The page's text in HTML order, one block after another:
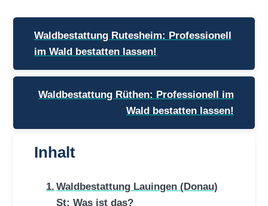
Beitragsnavigation
Waldbestattung Rutesheim: Professionell
im Wald bestatten lassen!
Waldbestattung Rüthen: Professionell im
Wald bestatten lassen!
Inhalt
Waldbestattung Lauingen (Donau)
St: Was ist das?